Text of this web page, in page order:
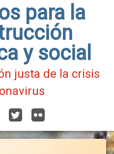
para la
y social
justa de la crisis
TwitterFlickr